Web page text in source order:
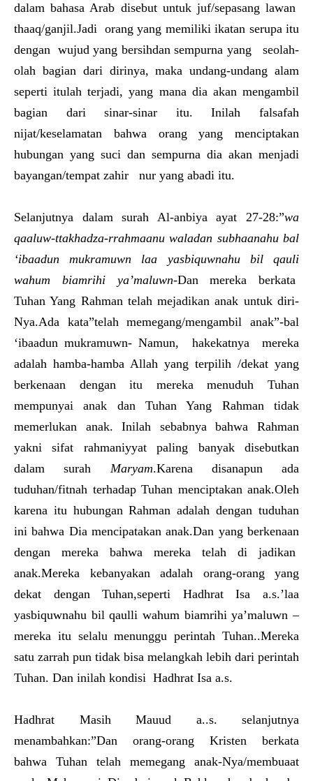
dalam bahasa Arab disebut untuk juf/sepasang lawan
thaaq/ganjil.Jadi orang yang memiliki ikatan serupa itu
dengan wujud yang bersihdan sempurna yang seolah-
olah bagian dari dirinya, maka undang-undang alam
seperti itulah terjadi, yang mana dia akan mengambil
bagian dari sinar-sinar itu. Inilah falsafah
nijat/keselamatan bahwa orang yang menciptakan
hubungan yang suci dan sempurna dia akan menjadi
bayangan/tempat zahir nur yang abadi itu.
Selanjutnya dalam surah Al-anbiya ayat 27-28:”wa
qaaluw-ttakhadza-rrahmaanu waladan subhaanahu bal
‘ibaadun mukramuwn laa yasbiquwnahu bil qauli
wahum biamrihi ya’maluwn-Dan mereka berkata
Tuhan Yang Rahman telah mejadikan anak untuk diri-
Nya.Ada kata”telah memegang/mengambil anak”-bal
‘ibaadun mukramuwn- Namun, hakekatnya mereka
adalah hamba-hamba Allah yang terpilih /dekat yang
berkenaan dengan itu mereka menuduh Tuhan
mempunyai anak dan Tuhan Yang Rahman tidak
memerlukan anak. Inilah sebabnya bahwa Rahman
yakni sifat rahmaniyyat paling banyak disebutkan
dalam surah Maryam.Karena disanapun ada
tuduhan/fitnah terhadap Tuhan menciptakan anak.Oleh
karena itu hubungan Rahman adalah dengan tuduhan
ini bahwa Dia mencipatakan anak.Dan yang berkenaan
dengan mereka bahwa mereka telah di jadikan
anak.Mereka kebanyakan adalah orang-orang yang
dekat dengan Tuhan,seperti Hadhrat Isa a.s.’laa
yasbiquwnahu bil qaulli wahum biamrihi ya’maluwn –
mereka itu selalu menunggu perintah Tuhan..Mereka
satu zarrah pun tidak bisa melangkah lebih dari perintah
Tuhan. Dan inilah kondisi Hadhrat Isa a.s.
Hadhrat Masih Mauud a..s. selanjutnya
menambahkan:”Dan orang-orang Kristen berkata
bahwa Tuhan telah memegang anak-Nya/membuaat